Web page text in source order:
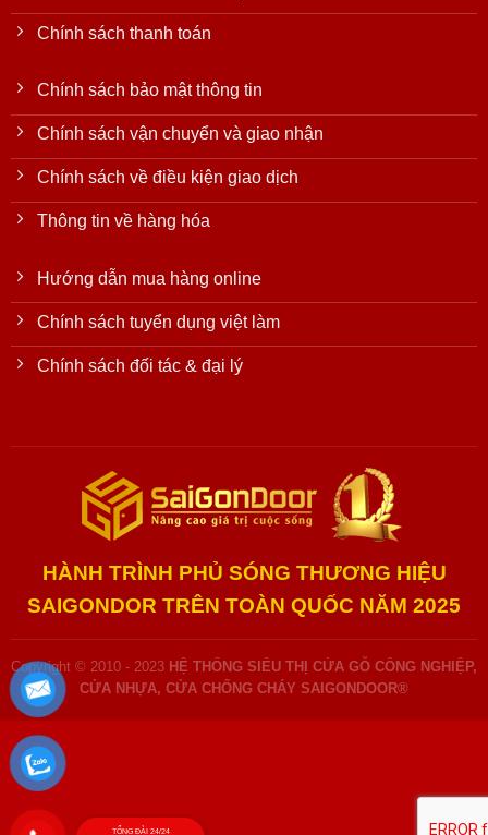
Chính sách thanh toán
Chính sách bảo mật thông tin
Chính sách vận chuyển và giao nhận
Chính sách về điều kiện giao dịch
Thông tin về hàng hóa
Hướng dẫn mua hàng online
Chính sách tuyển dụng việt làm
Chính sách đối tác & đại lý
HÀNH TRÌNH PHỦ SÓNG THƯƠNG HIỆU
SAIGONDOR TRÊN TOÀN QUỐC NĂM 2025
Copyright © 2010 - 2023 HỆ THỐNG SIÊU THỊ CỬA GỖ CÔNG NGHIỆP,
CỬA NHỰA, CỬA CHỐNG CHÁY SAIGONDOOR®
TỔNG ĐÀI 24/24